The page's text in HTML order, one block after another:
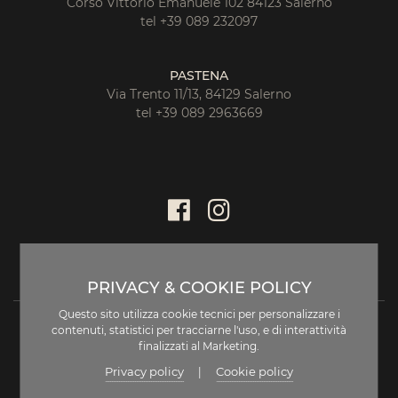
tel +39 089 232097
PASTENA
Via Trento 11/13, 84129 Salerno
tel +39 089 2963669
PRIVACY & COOKIE POLICY
Questo sito utilizza cookie tecnici per personalizzare i
contenuti, statistici per tracciarne l'uso, e di interattività
finalizzati al Marketing.
Privacy policy Cookie policy